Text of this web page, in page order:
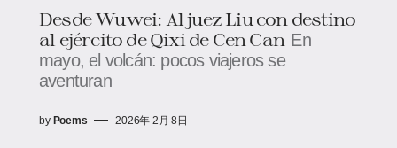
Desde Wuwei: Al juez Liu con destino
al ejército de Qixi de Cen Can En
mayo, el volcán: pocos viajeros se
aventuran
by Poems 2026年 2月 8日